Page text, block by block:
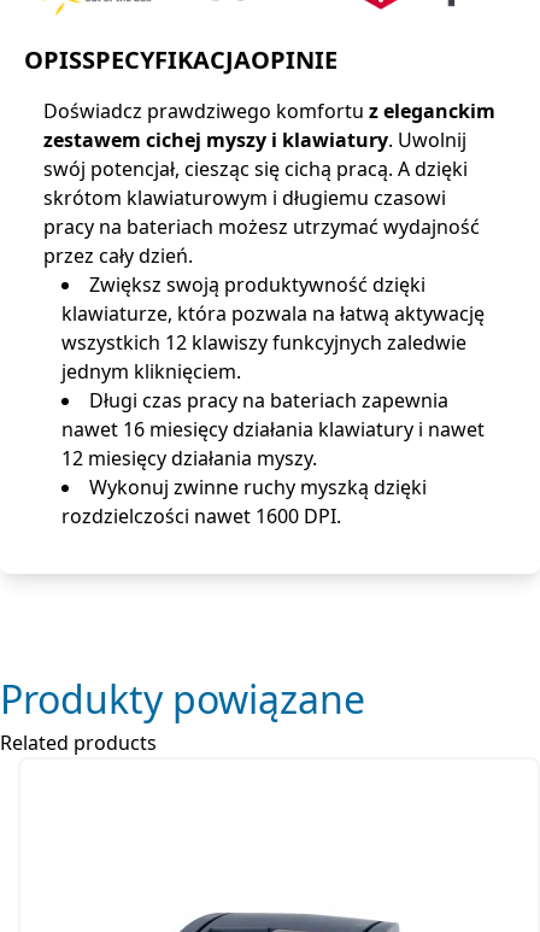
OPISSPECYFIKACJAOPINIE
Doświadcz prawdziwego komfortu z eleganckim
zestawem cichej myszy i klawiatury. Uwolnij
swój potencjał, ciesząc się cichą pracą. A dzięki
skrótom klawiaturowym i długiemu czasowi
pracy na bateriach możesz utrzymać wydajność
przez cały dzień.
Zwiększ swoją produktywność dzięki
klawiaturze, która pozwala na łatwą aktywację
wszystkich 12 klawiszy funkcyjnych zaledwie
jednym kliknięciem.
Długi czas pracy na bateriach zapewnia
nawet 16 miesięcy działania klawiatury i nawet
12 miesięcy działania myszy.
Wykonuj zwinne ruchy myszką dzięki
rozdzielczości nawet 1600 DPI.
Produkty powiązane
Related products